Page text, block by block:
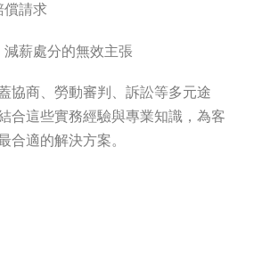
償請求
減薪處分的無效主張
協商、勞動審判、訴訟等多元途
合這些實務經驗與專業知識，為客
合適的解決方案。